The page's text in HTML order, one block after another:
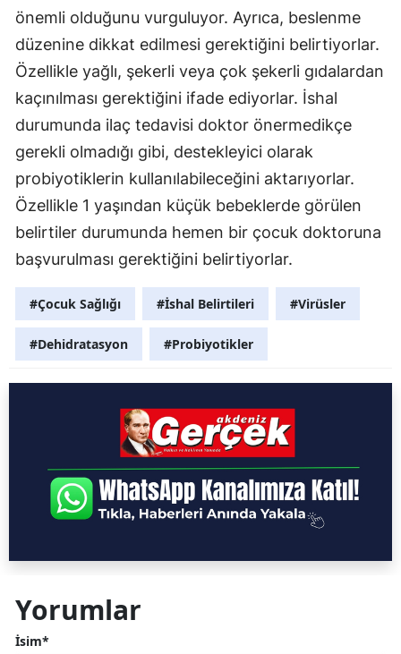
önemli olduğunu vurguluyor. Ayrıca, beslenme
düzenine dikkat edilmesi gerektiğini belirtiyorlar.
Özellikle yağlı, şekerli veya çok şekerli gıdalardan
kaçınılması gerektiğini ifade ediyorlar. İshal
durumunda ilaç tedavisi doktor önermedikçe
gerekli olmadığı gibi, destekleyici olarak
probiyotiklerin kullanılabileceğini aktarıyorlar.
Özellikle 1 yaşından küçük bebeklerde görülen
belirtiler durumunda hemen bir çocuk doktoruna
başvurulması gerektiğini belirtiyorlar.
#Çocuk Sağlığı #İshal Belirtileri #Virüsler
#Dehidratasyon #Probiyotikler
Yorumlar
İsim*